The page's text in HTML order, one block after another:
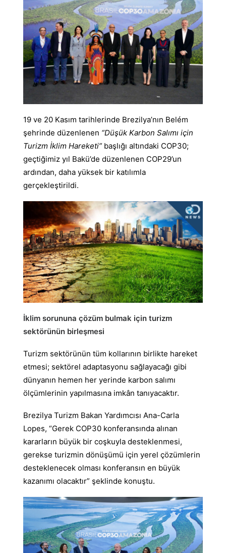
19 ve 20 Kasım tarihlerinde Brezilya’nın Belém
şehrinde düzenlenen “Düşük Karbon Salımı için
Turizm İklim Hareketi” başlığı altındaki COP30;
geçtiğimiz yıl Bakü’de düzenlenen COP29’un
ardından, daha yüksek bir katılımla
gerçekleştirildi.
İklim sorununa çözüm bulmak için turizm
sektörünün birleşmesi
Turizm sektörünün tüm kollarının birlikte hareket
etmesi; sektörel adaptasyonu sağlayacağı gibi
dünyanın hemen her yerinde karbon salımı
ölçümlerinin yapılmasına imkân tanıyacaktır.
Brezilya Turizm Bakan Yardımcısı Ana-Carla
Lopes, “Gerek COP30 konferansında alınan
kararların büyük bir coşkuyla desteklenmesi,
gerekse turizmin dönüşümü için yerel çözümlerin
desteklenecek olması konferansın en büyük
kazanımı olacaktır” şeklinde konuştu.